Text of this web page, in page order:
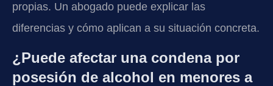
propias. Un abogado puede explicar las
diferencias y cómo aplican a su situación concreta.
¿Puede afectar una condena por
posesión de alcohol en menores a